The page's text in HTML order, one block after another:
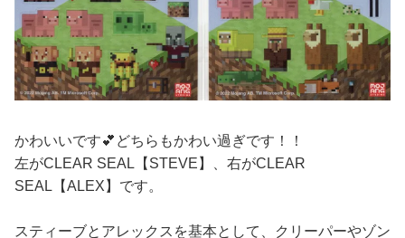
かわいいです💕どちらもかわい過ぎです！！
左がCLEAR SEAL【STEVE】、右がCLEAR
SEAL【ALEX】です。
スティーブとアレックスを基本として、クリーパーやゾン